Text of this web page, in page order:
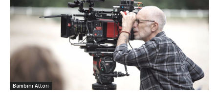
Bambini Attori